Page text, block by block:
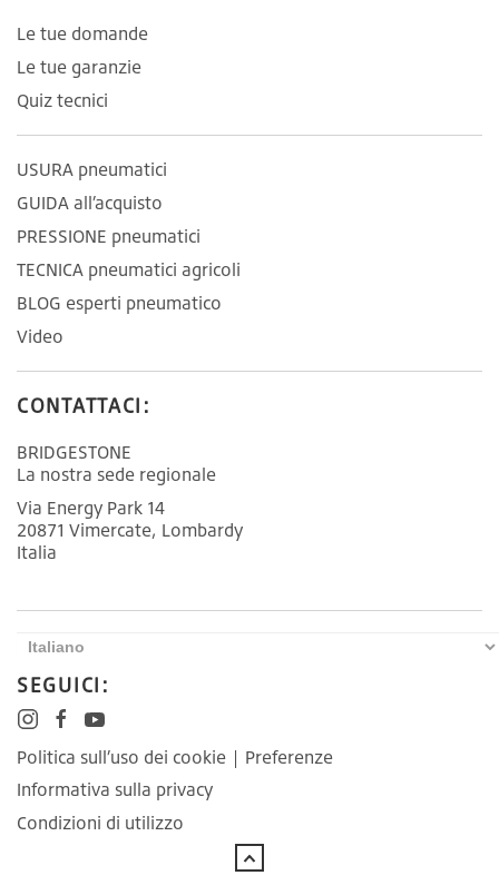
Le tue domande
Le tue garanzie
Quiz tecnici
USURA pneumatici
GUIDA all’acquisto
PRESSIONE pneumatici
TECNICA pneumatici agricoli
BLOG esperti pneumatico
Video
CONTATTACI:
BRIDGESTONE
La nostra sede regionale
Via Energy Park 14
20871 Vimercate, Lombardy
Italia
SEGUICI:
Politica sull’uso dei cookie | Preferenze
Informativa sulla privacy
Condizioni di utilizzo